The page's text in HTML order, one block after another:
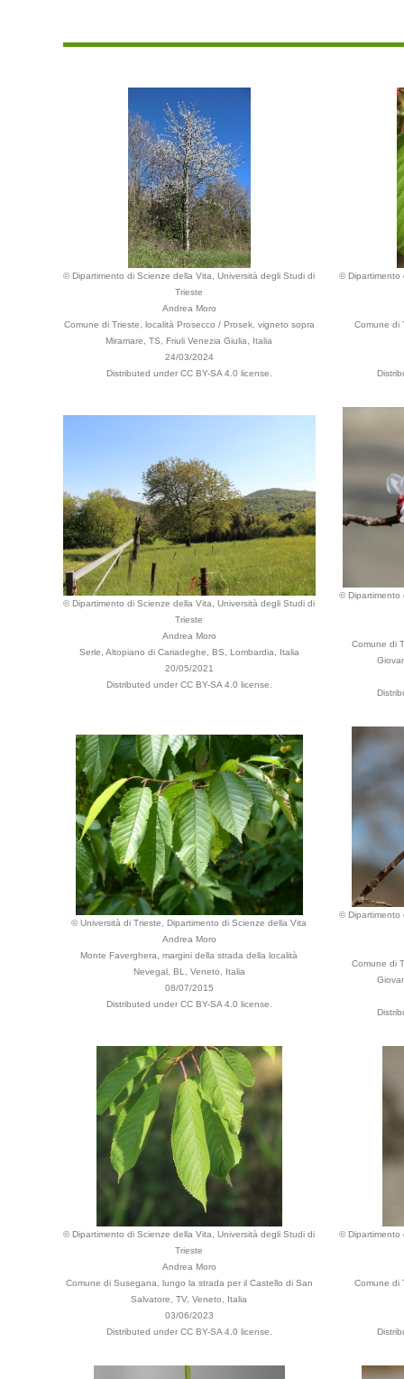
© Dipartimento di Scienze della Vita, Università degli Studi di
Trieste
Andrea Moro
Comune di Trieste, località Prosecco / Prosek, vigneto sopra
Miramare, TS, Friuli Venezia Giulia, Italia
24/03/2024
Distributed under CC BY-SA 4.0 license.
© Dipartimento
Comune di
© Dipartimento di Scienze della Vita, Università degli Studi di
Trieste
Andrea Moro
Serle, Altopiano di Cariadeghe, BS, Lombardia, Italia
20/05/2021
Distributed under CC BY-SA 4.0 license.
© Dipartimento
Comune di
© Università di Trieste, Dipartimento di Scienze della Vita
Andrea Moro
Monte Faverghera, margini della strada della località
Nevegal, BL, Veneto, Italia
08/07/2015
Distributed under CC BY-SA 4.0 license.
© Dipartimento
Comune di
© Dipartimento di Scienze della Vita, Università degli Studi di
Trieste
Andrea Moro
Comune di Susegana, lungo la strada per il Castello di San
Salvatore, TV, Veneto, Italia
03/06/2023
Distributed under CC BY-SA 4.0 license.
© Dipartimento
Comune di